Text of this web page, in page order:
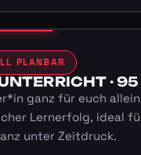
PLANBAR
·
ganz für euch
Lernerfolg, ideal
unter Zeitdruck.